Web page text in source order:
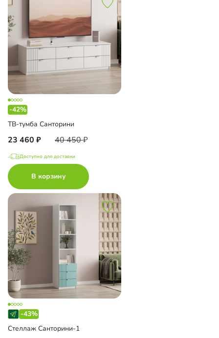
-42%
ТВ-тумба Санторини
23 460 40 450
Доступно для доставки
В корзину
-43%
Стеллаж Санторини-1